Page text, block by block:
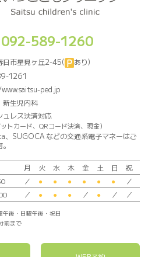
092-589-1260
日市星見ヶ丘2-45( あり)
1261
ped.jp
新生児内科
ュレス決済対応
ットカード、QRコード決済、現金）
、SUGOCA などの交通系電子マネーはご
月 火 水 木 金 土 日
祝
／ ● ● ● ● ● ●
／
／ ● ● ● ／ ● ／ ／
後・日曜午後・祝日
前まで